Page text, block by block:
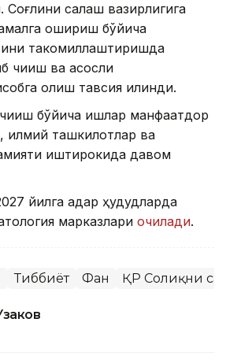
Соғлиқни сақлаш вазирлигига
ошириш бўйича
такомиллаштиришда
чиқиш ва асосли
олиш тавсия қилинди.
бўйича ишлар манфаатдор
илмий ташкилотлар ва
иштирокида давом
йилга қадар ҳудудларда
марказлари очилади.
Тиббиёт Фан ҚР Соғлиқни